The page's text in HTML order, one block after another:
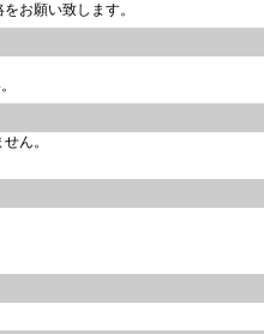
お願い致します。
ん。